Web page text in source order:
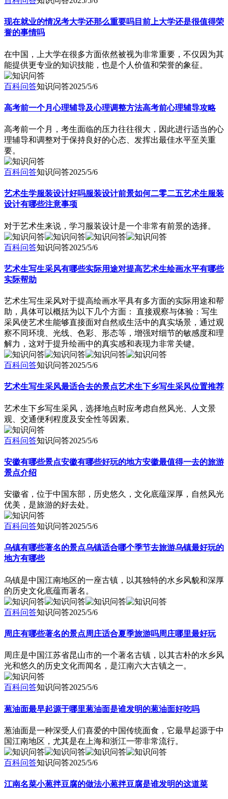
现在就业的情况考大学还那么重要吗目前上大学还是很值得荣
誉的事情吗
在中国，上大学在很多方面依然被视为非常重要，不仅因为其
能提供更专业的知识技能，也是个人价值和荣誉的象征。
百科问答知识问答2025/5/6
高考前一个月心理辅导及心理调整方法高考前心理辅导攻略
高考前一个月，考生面临的压力往往很大，因此进行适当的心
理辅导和调整对于保持良好的心态、发挥出最佳水平至关重
要。
百科问答知识问答2025/5/6
艺术生学服装设计好吗服装设计前景如何二零二五艺术生服装
设计有哪些注意事项
对于艺术生来说，学习服装设计是一个非常有前景的选择。
百科问答知识问答2025/5/6
艺术生写生采风有哪些实际用途对提高艺术生绘画水平有哪些
实际帮助
艺术生写生采风对于提高绘画水平具有多方面的实际用途和帮
助，具体可以概括为以下几个方面： 直接观察与体验：写生
采风使艺术生能够直接面对自然或生活中的真实场景，通过观
察不同环境、光线、色彩、形态等，增强对细节的敏感度和理
解力，这对于提升绘画中的真实感和表现力非常关键。
百科问答知识问答2025/5/6
艺术生写生采风最适合去的景点艺术生下乡写生采风位置推荐
艺术生下乡写生采风，选择地点时应考虑自然风光、人文景
观、交通便利程度及安全性等因素。
百科问答知识问答2025/5/6
安徽有哪些景点安徽有哪些好玩的地方安徽最值得一去的旅游
景点介绍
安徽省，位于中国东部，历史悠久，文化底蕴深厚，自然风光
优美，是旅游的好去处。
百科问答知识问答2025/5/6
乌镇有哪些著名的景点乌镇适合哪个季节去旅游乌镇最好玩的
地方有哪些
乌镇是中国江南地区的一座古镇，以其独特的水乡风貌和深厚
的历史文化底蕴而著名。
百科问答知识问答2025/5/6
周庄有哪些著名的景点周庄适合夏季旅游吗周庄哪里最好玩
周庄是中国江苏省昆山市的一个著名古镇，以其古朴的水乡风
光和悠久的历史文化而闻名，是江南六大古镇之一。
百科问答知识问答2025/5/6
葱油面最早起源于哪里葱油面是谁发明的葱油面好吃吗
葱油面是一种深受人们喜爱的中国传统面食，它最早起源于中
国江南地区，尤其是在上海和浙江一带非常流行。
百科问答知识问答2025/5/6
江南名菜小葱拌豆腐的做法小葱拌豆腐是谁发明的这道菜